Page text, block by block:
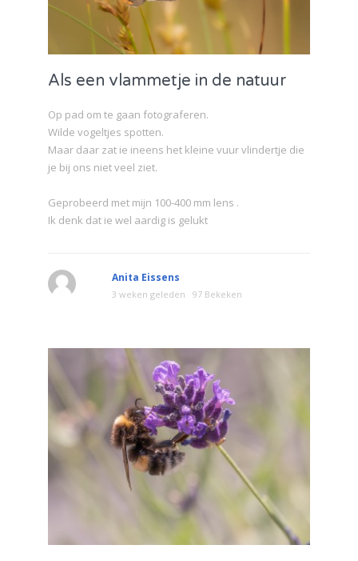
Als een vlammetje in de natuur
Op pad om te gaan fotograferen.
Wilde vogeltjes spotten.
Maar daar zat ie ineens het kleine vuur vlindertje die
je bij ons niet veel ziet.
Geprobeerd met mijn 100-400 mm lens .
Ik denk dat ie wel aardig is gelukt
Anita Eissens
3 weken geleden 97 Bekeken